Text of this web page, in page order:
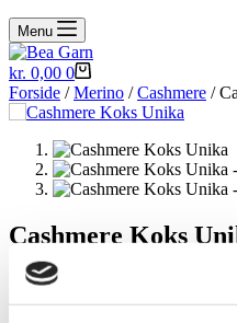
Menu
Indkøbskurv
kr. 0,00 0
Forside /Merino /Cashmere /
Cashmere Koks
blødeste kvalitet bestående af
cashmere.